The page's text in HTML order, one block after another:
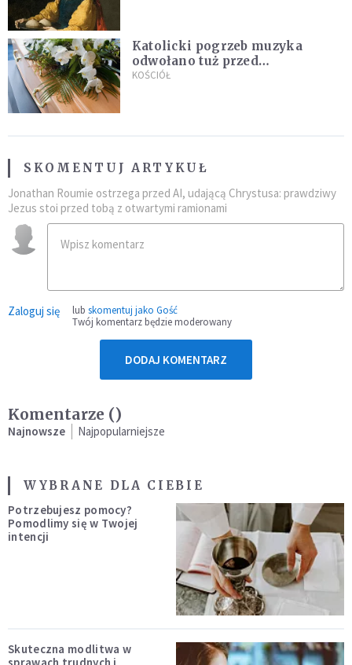
Katolicki pogrzeb muzyka
odwołano tuż przed
uroczystością. Powodem była
KOŚCIÓŁ
SKOMENTUJ ARTYKUŁ
Jonathan Roumie ostrzega przed AI, udającą Chrystusa: prawdziwy
Jezus stoi przed tobą z otwartymi ramionami
Zaloguj się lub skomentuj jako Gość
Twój komentarz będzie moderowany
DODAJ KOMENTARZ
Komentarze ()
Najnowsze Najpopularniejsze
WYBRANE DLA CIEBIE
Potrzebujesz pomocy?
Pomodlimy się w Twojej
intencji
Skuteczna modlitwa w
sprawach trudnych i